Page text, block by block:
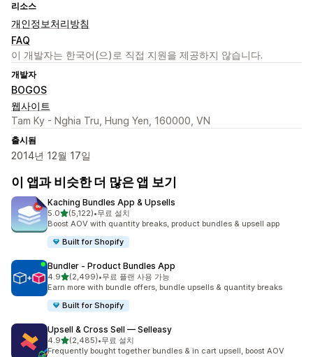
리소스
개인정보처리방침
FAQ
이 개발자는 한국어(으)로 직접 지원을 제공하지 않습니다.
개발자
BOGOS
웹사이트
Tam Ky - Nghia Tru, Hung Yen, 160000, VN
출시됨
2014년 12월 17일
이 앱과 비슷한 더 많은 앱 보기
Kaching Bundles App & Upsells
5.0별 5개 중
(5,122)
총 리뷰 5122개
•무료 설치
Boost AOV with quantity breaks, product bundles & upsell app
Built for Shopify
Bundler ‑ Product Bundles App
4.9별 5개 중
(2,499)
총 리뷰 2499개
•무료 플랜 사용 가능
Earn more with bundle offers, bundle upsells & quantity breaks
Built for Shopify
Upsell & Cross Sell — Selleasy
4.9별 5개 중
(2,485)
총 리뷰 2485개
•무료 설치
Frequently bought together bundles & in cart upsell, boost AOV